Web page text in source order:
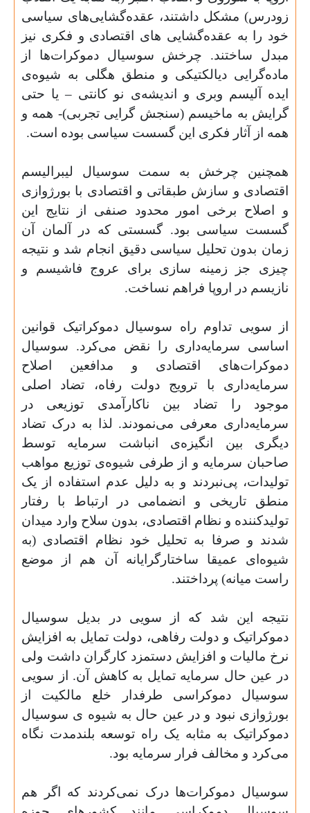
زودرس) مشکل داشتند، عقده‌گشایی‌های سیاسی
خود را به عقده‌گشایی های اقتصادی و فکری نیز
مبدل ساختند. چرخش سوسیال دموکرات‌ها از
ماده‌گرایی دیالکتیکی و منطق هگلی به شیوه‌ی
ایده آلیسم وبری و اندیشه‌ی نو کانتی – یا حتی
گرایش به ماخیسم (سنجش گرایی تجربی)- همه و
همه از آثار فکری این گسست سیاسی بوده است.
همچنین چرخش به سمت سوسیال لیبرالیسم
اقتصادی و سازش طبقاتی و اقتصادی با بورژوازی
و اصلاح برخی امور محدود صنفی از نتایج این
گسست سیاسی بود. گسستی که در آلمان آن
زمان بدون تحلیل سیاسی دقیق انجام شد و نتیجه
چیزی جز زمینه سازی برای عروج فاشیسم و
نازیسم در اروپا فراهم نساخت.
از سویی تداوم راه سوسیال دموکراتیک قوانین
اساسی سرمایه‌داری را نقض می‌کرد. سوسیال
دموکرات‌های اقتصادی و مدافعین اصلاح
سرمایه‌داری با ترویج دولت رفاه، تضاد اصلی
موجود را تضاد بین ناکارآمدی توزیعی در
سرمایه‌داری معرفی می‌نمودند. لذا به درک تضاد
دیگری بین انگیزه‌ی انباشت سرمایه توسط
صاحبان سرمایه و از طرفی شیوه‌ی توزیع مواهب
تولیدات، پی‌نبردند و به دلیل عدم استفاده از یک
منطق تاریخی و انضمامی در ارتباط با رفتار
تولید‌کننده و نظام اقتصادی، بدون سلاح وارد میدان
شدند و صرفا به تحلیل خود نظام اقتصادی (به
شیوه‌ای عمیقا ساختارگرایانه آن هم از موضع
راست میانه) پرداختند.
نتیجه این شد که از سویی در بدیل سوسیال
دموکراتیک و دولت رفاهی، دولت تمایل به افزایش
نرخ مالیات و افزایش دستمزد کارگران داشت ولی
در عین حال سرمایه تمایل به کاهش آن. از سویی
سوسیال دموکراسی طرفدار خلع مالکیت از
بورژوازی نبود و در عین حال به شیوه ی سوسیال
دموکراتیک به مثابه یک راه توسعه بلندمدت نگاه
می‌کرد و مخالف فرار سرمایه بود.
سوسیال دموکرات‌ها درک نمی‌کردند که اگر هم